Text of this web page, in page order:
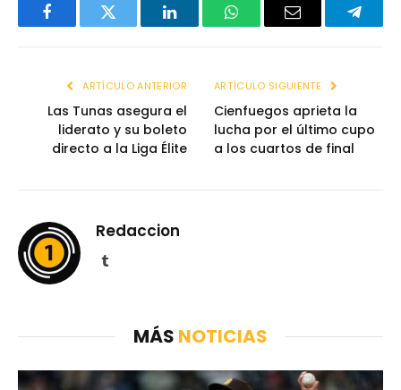
FacebookTwitter LinkedInWhatsAppEmail
ARTÍCULO ANTERIOR
Las Tunas asegura el
liderato y su boleto
directo a la Liga Élite
ARTÍCULO SIGUIENTE
Cienfuegos aprieta la
lucha por el último cupo
a los cuartos de final
Redaccion
Tumblr
MÁS NOTICIAS